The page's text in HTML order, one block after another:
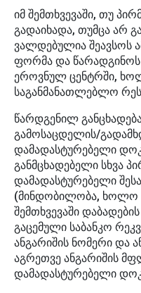
იმ შემთხვევაში, თუ
გადაიხადა, თუმცა არ
ვალდებულია შეავსოს
ფორმა და წარადგინოს
ეროვნულ ცენტრში,
საგანმანათლებლო
წარდგენილ
გამოსაცდელის/
დამადასტურებელი
განმცხადებელი სხვა
დამადასტურებელი
(მინდობილობა, ხოლო
შემთხვევაში
გაცემული საბანკო
ანგარიშის ნომერი და
აგრეთვე ანგარიშის
დამადასტურებელი